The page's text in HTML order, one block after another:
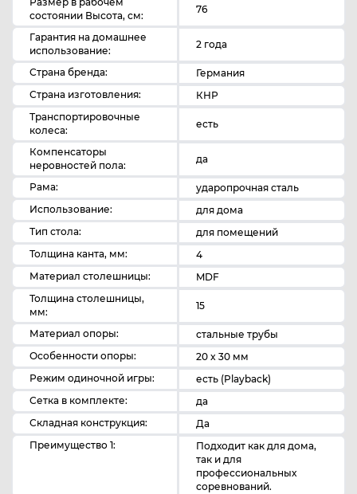
состоянии Высота, см:
76
Гарантия на домашнее
использование:
2 года
Страна бренда:
Германия
Страна изготовления:
КНР
Транспортировочные
колеса:
есть
Компенсаторы
неровностей пола:
да
Рама:
ударопрочная сталь
Использование:
для дома
Тип стола:
для помещений
Толщина канта, мм:
4
Материал столешницы:
MDF
Толщина столешницы,
мм:
15
Материал опоры:
стальные трубы
Особенности опоры:
20 x 30 мм
Режим одиночной игры:
есть (Playback)
Сетка в комплекте:
да
Складная конструкция:
Да
Преимущество 1:
Подходит как для дома,
так и для
профессиональных
соревнований.